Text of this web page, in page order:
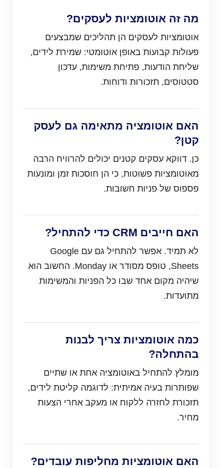
מה זה אוטומציות לעסקים?
אוטומציות לעסקים הן תהליכים שמבצעים
פעולות קבועות באופן אוטומטי: שמירת לידים,
שליחת הודעות, פתיחת משימות, עדכון
סטטוסים, תזכורות ודוחות.
האם אוטומציה מתאימה גם לעסק
קטן?
כן. דווקא עסקים קטנים יכולים להרוויח הרבה
מאוטומציות פשוטות, כי הן חוסכות זמן ומונעות
פספוס של פניות חשובות.
האם חייבים CRM כדי להתחיל?
לא תמיד. אפשר להתחיל גם עם Google
Sheets, טופס מסודר או Monday. החשוב הוא
שיהיה מקום אחד שבו כל הפניות והמשימות
מתועדות.
כמה אוטומציות צריך לבנות
בהתחלה?
מומלץ להתחיל באוטומציה אחת או שתיים
שפותרות בעיה אמיתית: לדוגמה קליטת לידים,
תזכורת לחזרה ללקוח או מעקב אחרי הצעות
מחיר.
האם אוטומציות מחליפות עובדים?